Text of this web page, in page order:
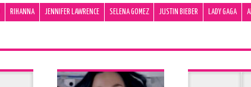
RIHANNA JENNIFER LAWRENCE SELENA GOMEZ JUSTIN BIEBER LADY GAGA